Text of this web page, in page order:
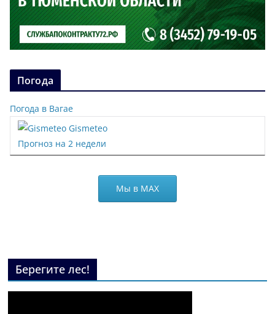
Погода
Погода в Вагае
Gismeteo
Прогноз на 2 недели
Мы в МАХ
Берегите лес!